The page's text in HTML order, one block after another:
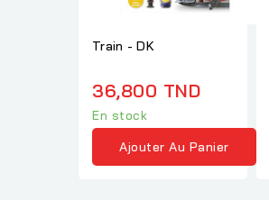
Train - DK
36,800 TND
En stock
Ajouter Au Panier